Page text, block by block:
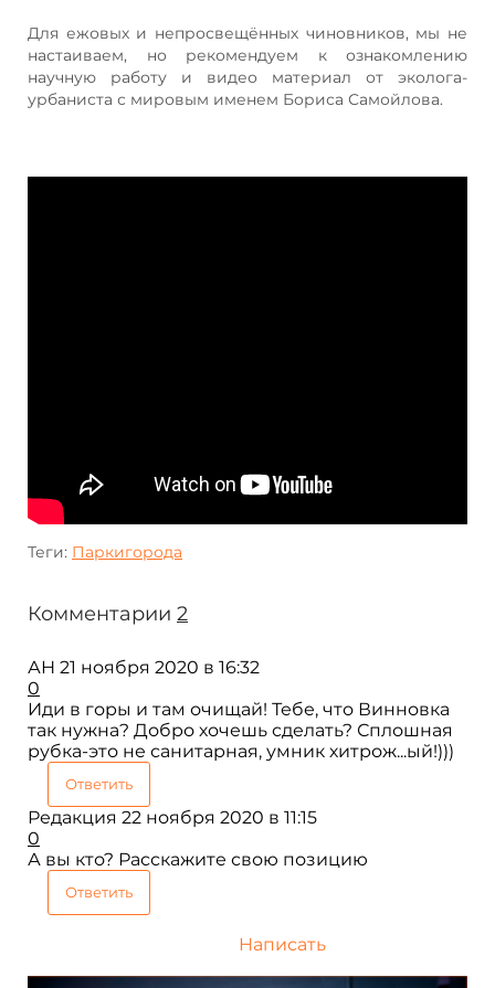
Для ежовых и непросвещённых чиновников, мы не
настаиваем, но рекомендуем к ознакомлению
научную работу и видео материал от эколога-
урбаниста с мировым именем Бориса Самойлова.
Теги: Паркигорода
Комментарии 2
АН 21 ноября 2020 в 16:32
0
Иди в горы и там очищай! Тебе, что Винновка
так нужна? Добро хочешь сделать? Сплошная
рубка-это не санитарная, умник хитрож...ый!)))
Ответить
Редакция 22 ноября 2020 в 11:15
0
А вы кто? Расскажите свою позицию
Ответить
Написать